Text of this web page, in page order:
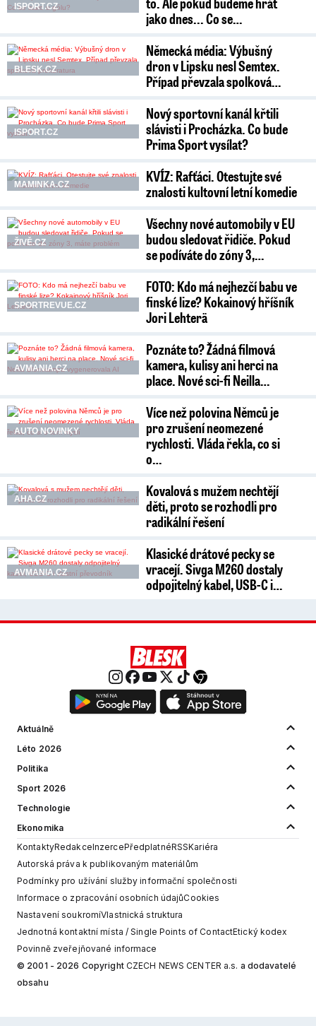
ISPORT.CZ
jako dnes... Co se…
BLESK.CZ
Německá média: Výbušný
dron v Lipsku nesl Semtex.
Případ převzala spolková…
ISPORT.CZ
Nový sportovní kanál křtili
slávisti i Procházka. Co bude
Prima Sport vysílat?
MAMINKA.CZ
KVÍZ: Rafťáci. Otestujte své
znalosti kultovní letní komedie
ŽIVĚ.CZ
Všechny nové automobily v EU
budou sledovat řidiče. Pokud
se podíváte do zóny 3,…
SPORTREVUE.CZ
FOTO: Kdo má nejhezčí babu ve
finské lize? Kokainový hříšník
Jori Lehterä
AVMANIA.CZ
Poznáte to? Žádná filmová
kamera, kulisy ani herci na
place. Nové sci-fi Neilla…
AUTO NOVINKY
Více než polovina Němců je
pro zrušení neomezené
rychlosti. Vláda řekla, co si
o…
AHA.CZ
Kovalová s mužem nechtějí
děti, proto se rozhodli pro
radikální řešení
AVMANIA.CZ
Klasické drátové pecky se
vracejí. Sivga M260 dostaly
odpojitelný kabel, USB-C i…
Aktuálně
Léto 2026
Politika
Sport 2026
Technologie
Ekonomika
KontaktyRedakceInzercePředplatnéRSSKariéra
Autorská práva k publikovaným materiálům
Podmínky pro užívání služby informační společnosti
Informace o zpracování osobních údajůCookies
Nastavení soukromíVlastnická struktura
Jednotná kontaktní místa / Single Points of ContactEtický kodex
Povinně zveřejňované informace
© 2001 - 2026 Copyright CZECH NEWS CENTER a.s. a dodavatelé
obsahu